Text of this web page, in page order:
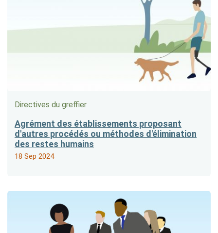
Directives du greffier
Agrément des établissements proposant
d'autres procédés ou méthodes d'élimination
des restes humains
18 Sep 2024